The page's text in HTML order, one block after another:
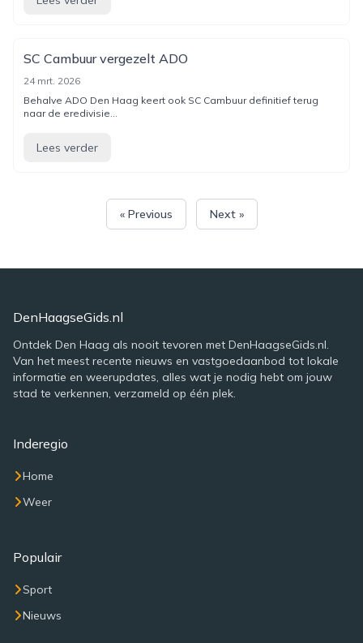
SC Cambuur vergezelt ADO
24 mrt. 2026
Behalve ADO Den Haag keert ook SC Cambuur definitief terug
naar de eredivisie...
Lees verder
« Previous Next »
DenHaagseGids.nl
Ontdek Den Haag als nooit tevoren met DenHaagseGids.nl.
Van het meest recente nieuws en vastgoedaanbod tot lokale
informatie en weerupdates, alles wat je nodig hebt om jouw
stad te verkennen, verzameld op één plek.
Inderegio
Home
Weer
Populair
Sport
Nieuws